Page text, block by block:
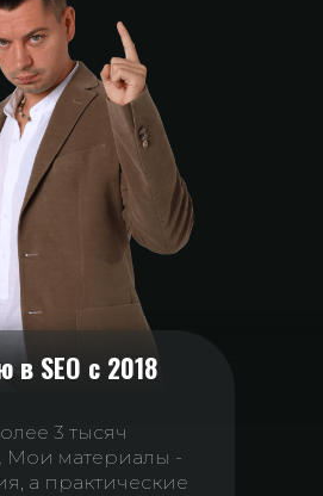
в SEO с 2018
3 тысяч
Мои материалы -
а практические